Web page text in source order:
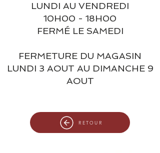
LUNDI AU VENDREDI
10H00 - 18H00
FERMÉ LE SAMEDI
FERMETURE DU MAGASIN
LUNDI 3 AOUT AU DIMANCHE 9
AOUT
RETOUR